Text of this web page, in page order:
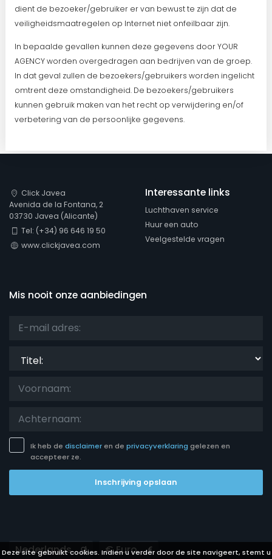
Deze site gebruikt cookies. Indien u verder door de site navigeert, stemt u
dient de bezoeker/gebruiker er van bewust te zijn dat de
veiligheidsmaatregelen op Internet niet onfeilbaar zijn.
In bepaalde gevallen kunnen deze gegevens door YOUR
AGENCY worden overgedragen aan bedrijven van de groep.
In dat geval zullen de bezoekers/gebruikers worden ingelicht
omtrent deze omstandigheid. De bezoekers/gebruikers
kunnen gebruik maken van het recht op verwijdering en/of
verbetering van de persoonlijke gegevens.
Click Javea
Avenida de la Fontana, 2
03730 Javea (Alicante)
Tel: (+34) 96 646 19 50
www.clickjavea.com
Interessante links
Luchthaven service
Huur een auto
Veelgestelde vragen
Mis nooit onze aanbiedingen
Ik heb de disclaimeren de privacyverklaring gelezen en
accepteer ze.
Inschrijving opslaan
Languages Currencies